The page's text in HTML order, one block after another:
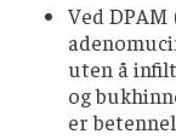
Ved
uten å
og
er